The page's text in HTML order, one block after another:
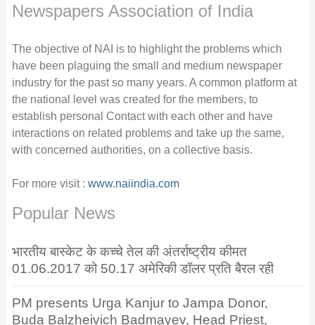
Newspapers Association of India
The objective of NAI is to highlight the problems which
have been plaguing the small and medium newspaper
industry for the past so many years. A common platform at
the national level was created for the members, to
establish personal Contact with each other and have
interactions on related problems and take up the same,
with concerned authorities, on a collective basis.
For more visit : www.naiindia.com
Popular News
भारतीय बास्केट के कच्चे तेल की अंतर्राष्ट्रीय कीमत
01.06.2017 को 50.17 अमेरिकी डॉलर प्रति बैरल रही
PM presents Urga Kanjur to Jampa Donor,
Buda Balzheivich Badmayev, Head Priest,